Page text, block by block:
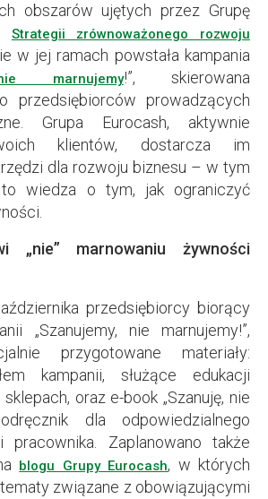
obszarów ujętych przez Grupę
Strategii zrównoważonego rozwoju
w jej ramach powstała kampania
marnujemy!”, skierowana
przedsiębiorców prowadzących
Grupa Eurocash, aktywnie
klientów, dostarcza im
dla rozwoju biznesu – w tym
wiedza o tym, jak ograniczyć
„nie” marnowaniu żywności
przedsiębiorcy biorący
„Szanujemy, nie marnujemy!”,
przygotowane materiały:
kampanii, służące edukacji
oraz e-book „Szanuję, nie
dla odpowiedzialnego
pracownika. Zaplanowano także
blogu Grupy Eurocash, w których
związane z obowiązującymi